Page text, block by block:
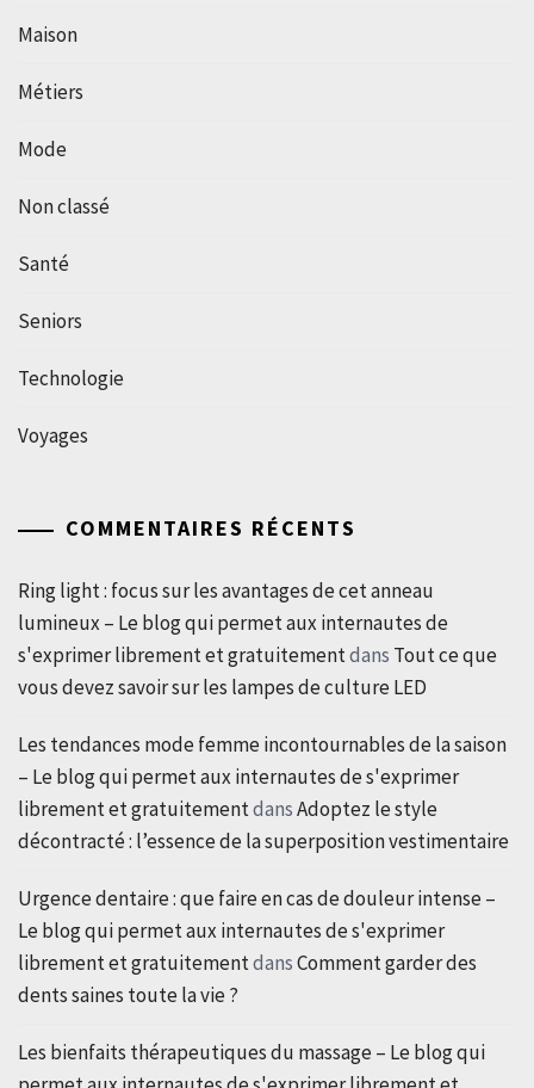
Maison
Métiers
Mode
Non classé
Santé
Seniors
Technologie
Voyages
COMMENTAIRES RÉCENTS
Ring light : focus sur les avantages de cet anneau
lumineux – Le blog qui permet aux internautes de
s'exprimer librement et gratuitementdans Tout ce que
vous devez savoir sur les lampes de culture LED
Les tendances mode femme incontournables de la saison
– Le blog qui permet aux internautes de s'exprimer
librement et gratuitementdansAdoptez le style
décontracté : l’essence de la superposition vestimentaire
Urgence dentaire : que faire en cas de douleur intense –
Le blog qui permet aux internautes de s'exprimer
librement et gratuitementdansComment garder des
dents saines toute la vie ?
Les bienfaits thérapeutiques du massage – Le blog qui